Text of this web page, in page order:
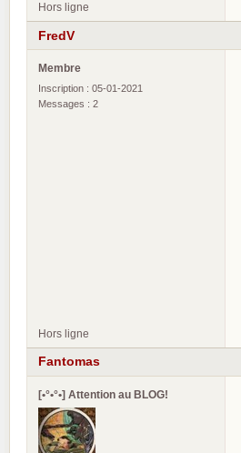
Hors ligne
FredV
Membre
Inscription : 05-01-2021
Messages : 2
Hors ligne
Fantomas
[•°•°•] Attention au BLOG!